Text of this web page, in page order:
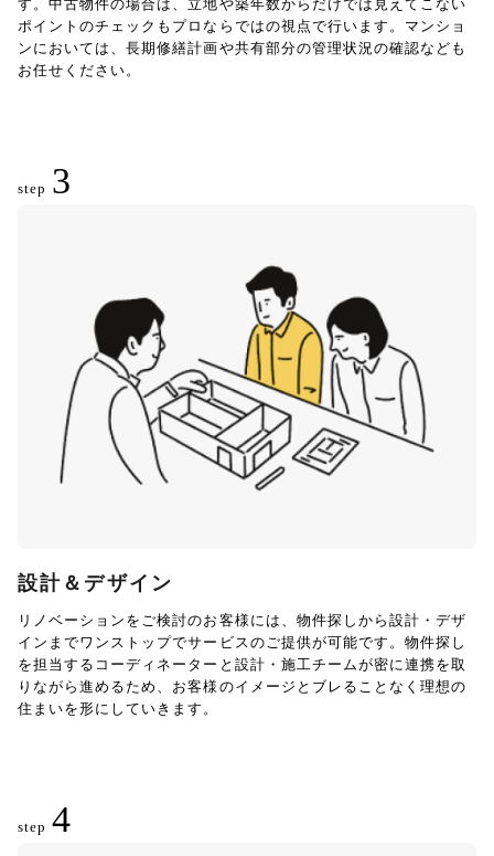
す。中古物件の場合は、立地や築年数からだけでは見えてこない
ポイントのチェックもプロならではの視点で行います。マンショ
ンにおいては、長期修繕計画や共有部分の管理状況の確認なども
お任せください。
step 3
設計＆デザイン
リノベーションをご検討のお客様には、物件探しから設計・デザ
インまでワンストップでサービスのご提供が可能です。物件探し
を担当するコーディネーターと設計・施工チームが密に連携を取
りながら進めるため、お客様のイメージとブレることなく理想の
住まいを形にしていきます。
step 4